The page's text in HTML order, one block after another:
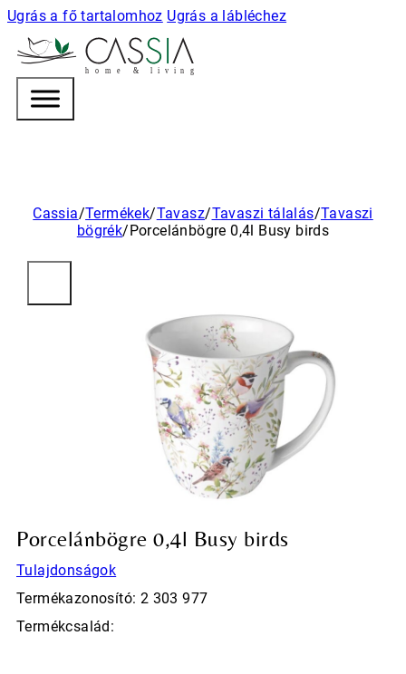
Ugrás a fő tartalomhoz Ugrás a lábléchez
h o m e & l i v i n g
Cassia/Termékek/Tavasz/Tavaszi tálalás/Tavaszi
bögrék/Porcelánbögre 0,4l Busy birds
Porcelánbögre 0,4l Busy birds
Tulajdonságok
Termékazonosító: 2 303 977
Termékcsalád: